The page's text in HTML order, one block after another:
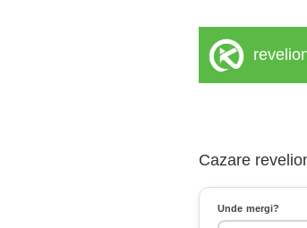
Cazare
Unde mergi?